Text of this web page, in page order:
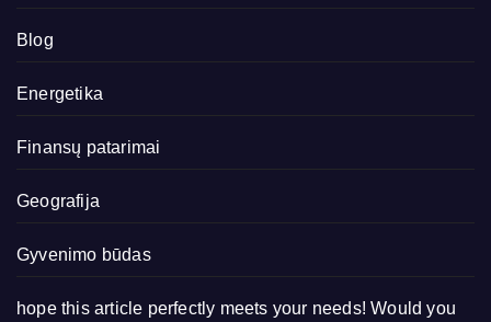
Blog
Energetika
Finansų patarimai
Geografija
Gyvenimo būdas
hope this article perfectly meets your needs! Would you